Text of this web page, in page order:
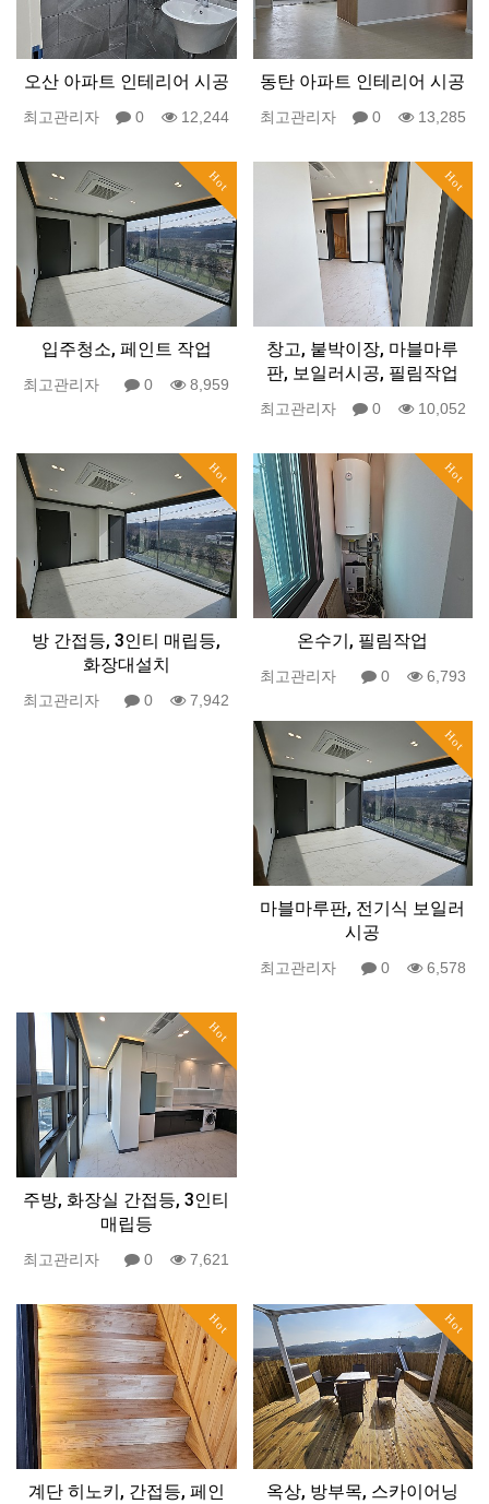
오산 아파트 인테리어 시공
최고관리자 0 12,244
동탄 아파트 인테리어 시공
최고관리자 0 13,285
Hot
입주청소, 페인트 작업
최고관리자 0 8,959
Hot
창고, 붙박이장, 마블마루
판, 보일러시공, 필림작업
최고관리자 0 10,052
Hot
방 간접등, 3인티 매립등,
화장대설치
최고관리자 0 7,942
Hot
온수기, 필림작업
최고관리자 0 6,793
Hot
마블마루판, 전기식 보일러
시공
최고관리자 0 6,578
Hot
주방, 화장실 간접등, 3인티
매립등
최고관리자 0 7,621
Hot
계단 히노키, 간접등, 페인
Hot
옥상, 방부목, 스카이어닝